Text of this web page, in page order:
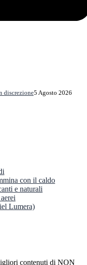
discrezione5 Agosto 2026
con il caldo
e naturali
Lumera)
contenuti di NON